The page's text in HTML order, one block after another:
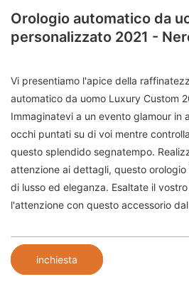
Orologio automatico da
personalizzato 2021 -
Vi presentiamo l'apice della
automatico da uomo Luxury Custom
Immaginatevi a un evento glamour in
occhi puntati su di voi mentre
questo splendido segnatempo.
attenzione ai dettagli, questo
di lusso ed eleganza. Esaltate il
l'attenzione con questo accessorio
inchiesta